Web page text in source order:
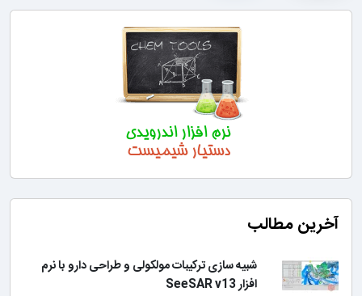
آخرین مطالب
شبیه سازی ترکیبات مولکولی و طراحی دارو با نرم
افزار SeeSAR v13